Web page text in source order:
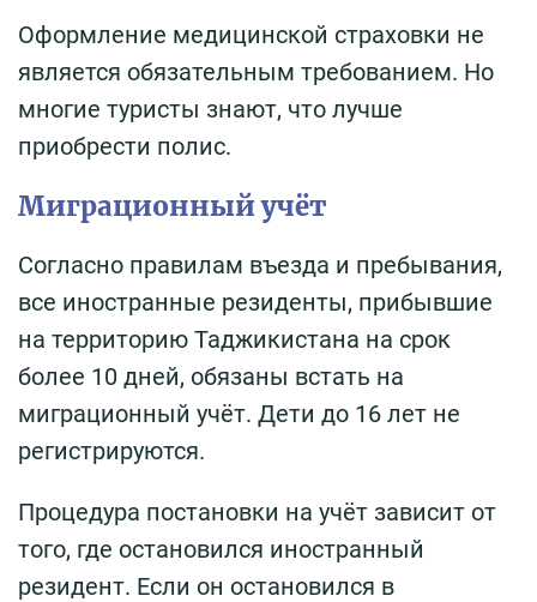
Оформление медицинской страховки не
является обязательным требованием. Но
многие туристы знают, что лучше
приобрести полис.
Миграционный учёт
Согласно правилам въезда и пребывания,
все иностранные резиденты, прибывшие
на территорию Таджикистана на срок
более 10 дней, обязаны встать на
миграционный учёт. Дети до 16 лет не
регистрируются.
Процедура постановки на учёт зависит от
того, где остановился иностранный
резидент. Если он остановился в